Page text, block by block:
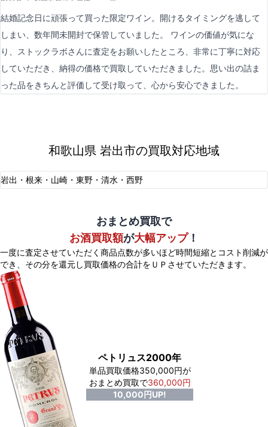
結婚記念日に頑張って買った限定ワイン。開けるタイミングを逃して
しまい、数年間未開封で保管していました。 ワインの価値が気にな
り、ストックラボさんに査定をお願いしたところ、非常に丁寧に対応
していただき、納得の価格で買取していただきました。思い出の詰ま
った品をきちんと評価して受け取って、心から安心できました。
和歌山県 岩出市の買取対応地域
岩出・根来・山崎・東野・清水・西野
おまとめ買取で
お酒買取額が大幅アップ！
一度に査定させていただく商品点数が多いほど時間短縮とコスト削減が
でき、 その分を還元し買取価格の合計をＵＰさせていただきます。
ペトリュス2000年
単品買取価格350,000円が
おまとめ買取で360,000円
10,000円UP!